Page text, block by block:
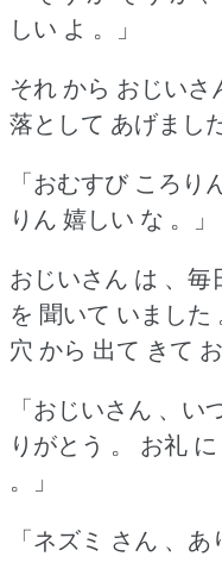
しい よ 。」
それ から おじいさ
落として あげました
「おむすび ころり
りん 嬉しい な 。」
おじいさん は 、毎
を 聞いて いました
穴 から 出て きて
「おじいさん 、
りがとう 。
お礼
。」
「ネズミ さん 、あ